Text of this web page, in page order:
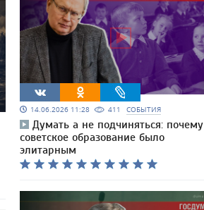
14.06.2026 11:28 411 СОБЫТИЯ
Думать а не подчиняться: почему
советское образование было
элитарным